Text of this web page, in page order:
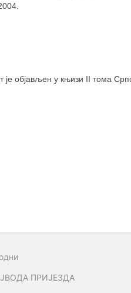
је објављен у књизи II тома
ПРИЈЕЗДА